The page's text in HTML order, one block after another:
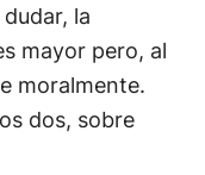
la
mayor pero, al
moralmente.
dos, sobre